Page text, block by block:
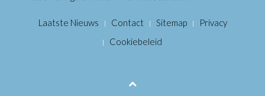
Laatste Nieuws Contact Sitemap
Privacy
Cookiebeleid